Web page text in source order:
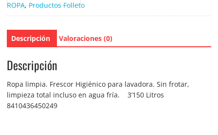
ROPA,Productos Folleto
Descripción Valoraciones (0)
Descripción
Ropa limpia. Frescor Higiénico para lavadora. Sin frotar,
limpieza total incluso en agua fría. 3’150 Litros
8410436450249